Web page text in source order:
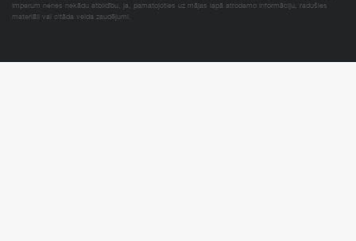
Imperum nenes nekādu atbildību, ja, pamatojoties uz mājas lapā atrodamo informāciju, radušies
materiāli vai citāda veida zaudējumi.